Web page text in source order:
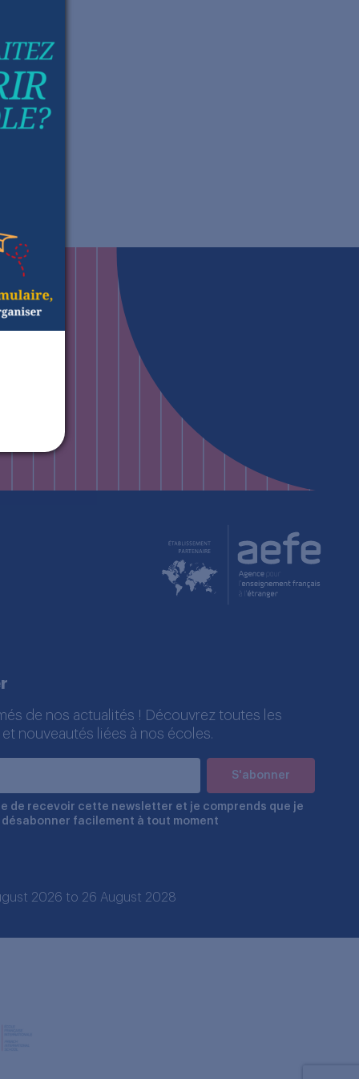
de nos actualités ! Découvrez toutes les
nouveautés liées à nos écoles.
de recevoir cette newsletter et je comprends que je
désabonner facilement à tout moment
2026 to 26 August 2028